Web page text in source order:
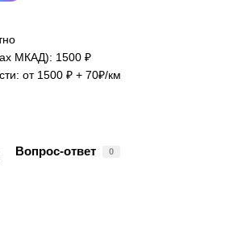
МКАД): 1500 ₽
от 1500 ₽ + 70₽/км
Вопрос-ответ 0